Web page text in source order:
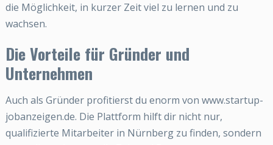
die Möglichkeit, in kurzer Zeit viel zu lernen und zu
wachsen.
Die Vorteile für Gründer und
Unternehmen
Auch als Gründer profitierst du enorm von www.startup-
jobanzeigen.de. Die Plattform hilft dir nicht nur,
qualifizierte Mitarbeiter in Nürnberg zu finden, sondern